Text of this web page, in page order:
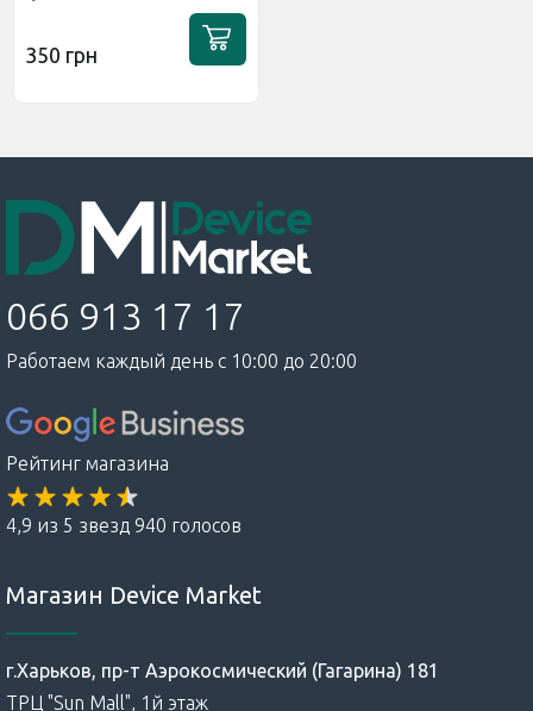
350 грн
066 913 17 17
Работаем каждый день с 10:00 до 20:00
Рейтинг магазина
4,9 из 5 звезд 940 голосов
Магазин Device Market
г.Харьков, пр-т Аэрокосмический (Гагарина) 181
ТРЦ "Sun Mall", 1й этаж